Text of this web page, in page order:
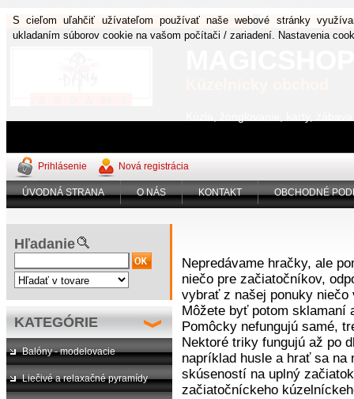
S cieľom uľahčiť užívateľom používať naše webové stránky
ukladaním súborov cookie na vašom počítači / zariadení. Nastavenia
Prihlásenie Nová registrácia
ÚVODNÁ STRANA O NÁS KONTAKT OBCHODNÉ
Hľadanie
KATEGÓRIE
Balóny - modelovacie
Liečivé a relaxačné pyramídy
Nepredávame hračky, ale
niečo pre začiatočníkov,
vybrať z našej ponuky
Môžete byť potom sklamaní
Pomôcky nefungujú samé,
Nektoré triky fungujú až po
napríklad husle a hrať sa
skúseností na uplný
začiatočníckeho